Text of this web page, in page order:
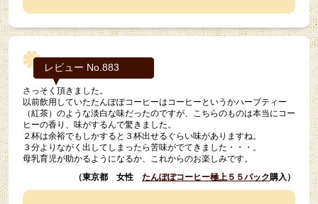
レビュー No.883
さっそく頂きました。
以前飲用していたたんぽぽコーヒーはコーヒーというかハーブティー
（紅茶）のような淡白な味だったのですが、 こちらのものは本当にコー
ヒーの香り、味がするんで驚きました。
２杯は余裕でもしかすると３杯出せるぐらい味がありますね。
３分よりながく出してしまったら苦味がでてきました・・・。
母乳育児が助かるようになるか、これからのお楽しみです。
（東京都 女性 たんぽぽコーヒー極上５５パック購入）